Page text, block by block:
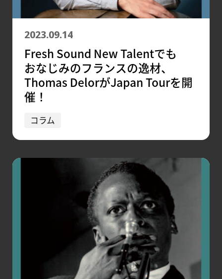
2023.09.14
Fresh Sound New Talentでも
おなじみのフランスの逸材、
Thomas DelorがJapan Tourを開
催！
コラム